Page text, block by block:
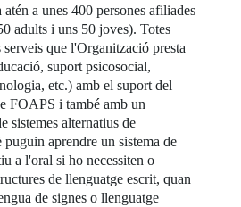
a unes 400 persones afiliades
adults i uns 50 joves). Totes
serveis que l'Organització presta
suport psicosocial,
etc.) amb el suport del
FOAPS i també amb un
sistemes alternatius de
aprendre un sistema de
a l'oral si ho necessiten o
de llenguatge escrit, quan
de signes o llenguatge